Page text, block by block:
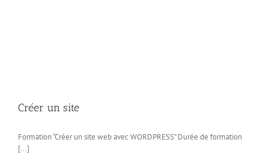
Créer un site
Formation “Créer un site web avec WORDPRESS” Durée de formation
[...]